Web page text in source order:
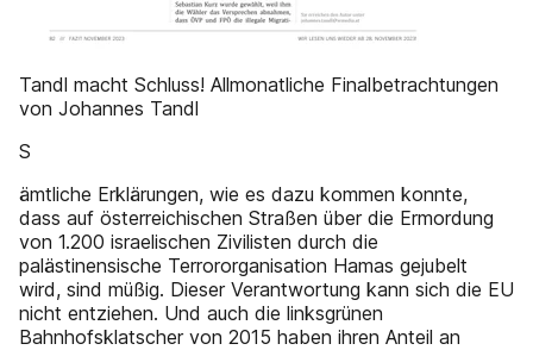
Tandl macht Schluss! Allmonatliche Finalbetrachtungen
von Johannes Tandl
S
ämtliche Erklärungen, wie es dazu kommen konnte,
dass auf österreichischen Straßen über die Ermordung
von 1.200 israelischen Zivilisten durch die
palästinensische Terrororganisation Hamas gejubelt
wird, sind müßig. Dieser Verantwortung kann sich die EU
nicht entziehen. Und auch die linksgrünen
Bahnhofsklatscher von 2015 haben ihren Anteil an